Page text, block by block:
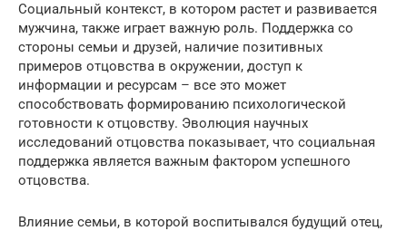
Социальный контекст, в котором растет и развивается
мужчина, также играет важную роль. Поддержка со
стороны семьи и друзей, наличие позитивных
примеров отцовства в окружении, доступ к
информации и ресурсам – все это может
способствовать формированию психологической
готовности к отцовству. Эволюция научных
исследований отцовства показывает, что социальная
поддержка является важным фактором успешного
отцовства.
Влияние семьи, в которой воспитывался будущий отец,